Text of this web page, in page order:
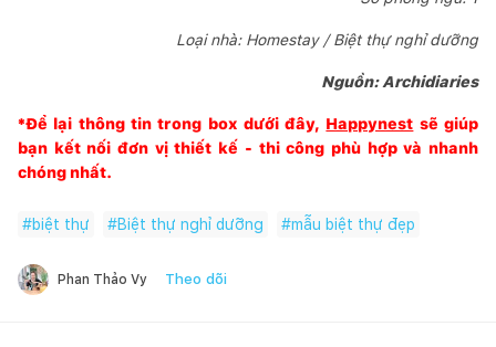
Loại nhà: Homestay / Biệt thự nghỉ dưỡng
Nguồn: Archidiaries
*Để lại thông tin trong box dưới đây, Happynest sẽ giúp
bạn kết nối đơn vị thiết kế - thi công phù hợp và nhanh
chóng nhất.
#biệt thự #Biệt thự nghỉ dưỡng #mẫu biệt thự đẹp
Phan Thảo Vy Theo dõi